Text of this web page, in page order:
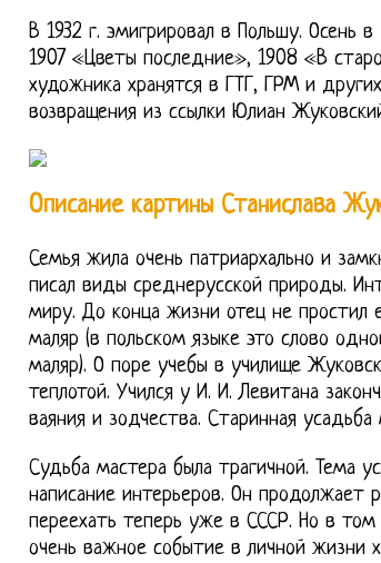
В 1932 г. эмигрировал в Польшу. Осень
1907 «Цветы последние», 1908 «В
художника хранятся в ГТГ, ГРМ и
возвращения из ссылки Юлиан
Описание картины Станислава
Семья жила очень патриархально и
писал виды среднерусской природы.
миру. До конца жизни отец не простил
маляр (в польском языке это слово
маляр). О поре учебы в училище
теплотой. Учился у И. И. Левитана
ваяния и зодчества. Старинная
Судьба мастера была трагичной. Тема
написание интерьеров. Он продолжает
переехать теперь уже в СССР. Но в
очень важное событие в личной жизни